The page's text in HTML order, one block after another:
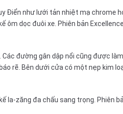
Điển như lưới tản nhiệt mạ chrome
ôm dọc đuôi xe. Phiên bản
đường gân dập nổi cũng được
rẽ. Bên dưới cửa có một nẹp kim
la-zăng đa chấu sang trọng. Phiên